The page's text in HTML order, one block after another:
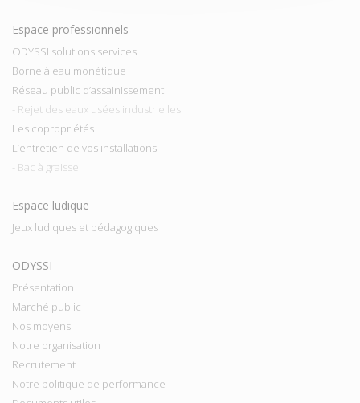
Espace professionnels
ODYSSI solutions services
Borne à eau monétique
Réseau public d’assainissement
- Rejet des eaux usées industrielles
Les copropriétés
L’entretien de vos installations
- Bac à graisse
Espace ludique
Jeux ludiques et pédagogiques
ODYSSI
Présentation
Marché public
Nos moyens
Notre organisation
Recrutement
Notre politique de performance